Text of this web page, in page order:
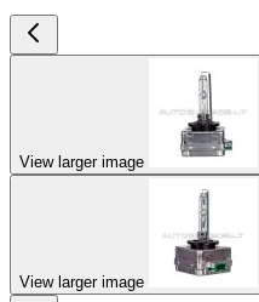
View larger image
View larger image